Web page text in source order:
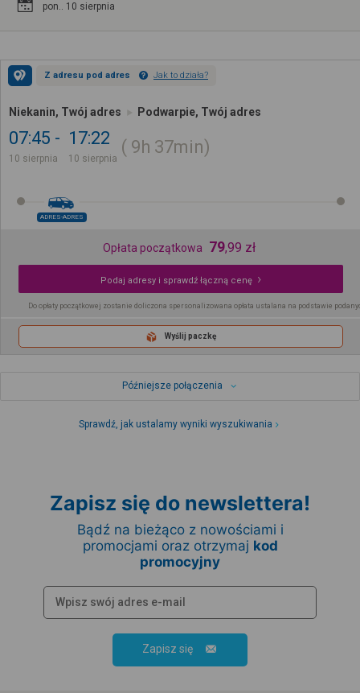
pon.. 10 sierpnia
Z adresu pod adres Jak to działa?
Niekanin, Twój adres Podwarpie, Twój adres
07:45
10 sierpnia
17:22
10 sierpnia
9h 37min
ADRES-ADRES
Opłata początkowa 79,99 zł
Podaj adresy i sprawdź łączną cenę
Do opłaty początkowej zostanie doliczona spersonalizowana opłata ustalana na podstawie
Wyślij paczkę
Późniejsze połączenia
Sprawdź, jak ustalamy wyniki wyszukiwania
Zapisz się do newslettera!
Bądź na bieżąco z nowościami i
promocjami oraz otrzymaj kod
promocyjny
Zapisz się